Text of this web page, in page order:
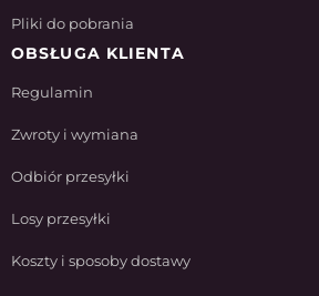
Pliki do pobrania
OBSŁUGA KLIENTA
Regulamin
Zwroty i wymiana
Odbiór przesyłki
Losy przesyłki
Koszty i sposoby dostawy